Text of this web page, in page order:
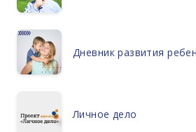
Дневник развития
Личное дело